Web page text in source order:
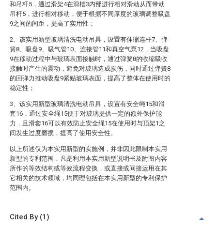
和吊杆5，通过滑架4在滑槽3内部进行相对滑动从而带动
吊杆5，进行相对移动，便于根据不同厚度的玻璃调整吸盘
9之间的间距，提高了实用性；
2、该实用新型玻璃清洗电动吊具，设置有伸缩连杆7、弹
簧8、吸盘9、吸气管10、连接管11和真空气泵12，当吸盘
9在移动过程中与玻璃表面接触时，通过弹簧8的收缩吸收
接触时产生的震动，避免对玻璃造成损伤，同时通过弹簧8
的回弹力推动吸盘9紧贴玻璃表面，提高了整体在使用时的
稳定性；
3、该实用新型玻璃清洗电动吊具，设置有安全绳15和滑
套16，通过安全绳15便于对玻璃提供一定的额外保护能
力，且滑套16可以有效防止安全绳15在使用时与顶架1之
间发生过度磨损，提高了使用安全性。
以上所述仅为本实用新型的实施例，并非因此限制本实用
新型的专利范围，凡是利用本实用新型说明书及附图内容
所作的等效结构或等效流程变换，或直接或间接运用在其
它相关的技术领域，均同理包括在本实用新型的专利保护
范围内。
Cited By (1)